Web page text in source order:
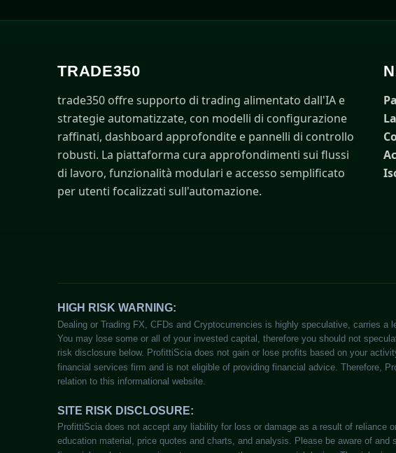
TRADE350
trade350 offre supporto di trading alimentato dall'IA e
strategie automatizzate, con modelli di configurazione
raffinati, dashboard approfondite e pannelli di controllo
robusti. La piattaforma cura approfondimenti sui flussi
di lavoro, funzionalità modulari e accesso semplificato
per utenti focalizzati sull'automazione.